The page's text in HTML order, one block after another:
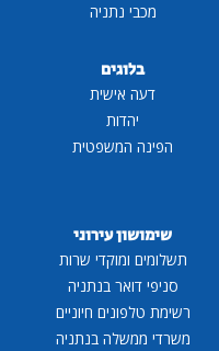
מכבי נתניה
בלוגים
דעה אישית
יהדות
הפינה המשפטית
שימושון עירוני
תשלומים ומוקדי שרות
סניפי דואר בנתניה
רשימת טלפונים חיוניים
משרדי ממשלה בנתניה